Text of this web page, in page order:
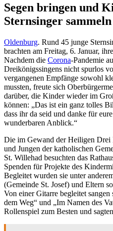
Segen bringen und
Sternsinger
Oldenburg. Rund 45 junge
brachten am Freitag, 6. Januar,
Nachdem die Corona-Pandemie
Dreikönigssingens nicht spurlos
vergangenen Empfänge sowohl
mussten, freute sich
darüber, die Kinder wieder im
können: „Das ist ein ganz tolles
dass ihr da seid und danke für
wunderbaren Anblick.“
Die im Gewand der Heiligen Drei
und Jungen der katholischen
St. Willehad besuchten das
Spenden für Projekte des
Begleitet wurden sie unter
(Gemeinde St. Josef) und Eltern
Von einer Gitarre begleitet
dem Weg“ und „Im Namen des
Rollenspiel zum Besten und